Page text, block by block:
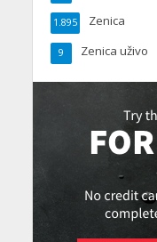
Zenica
1.895
Zenica uživo
9